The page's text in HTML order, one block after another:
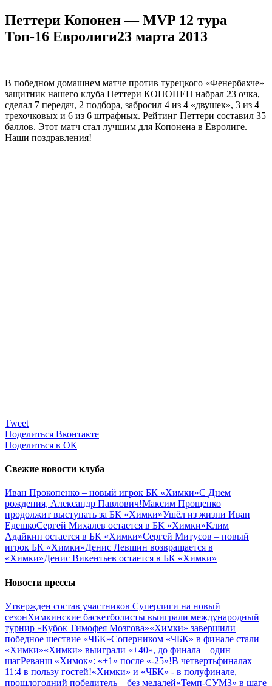
Петтери Копонен — MVP 12 тура
Топ-16 Евролиги23 марта 2013
В победном домашнем матче против турецкого «Фенербахче»
защитник нашего клуба Петтери КОПОНЕН набрал 23 очка,
сделал 7 передач, 2 подбора, забросил 4 из 4 «двушек», 3 из 4
трехочковых и 6 из 6 штрафных. Рейтинг Петтери составил 35
баллов. Этот матч стал лучшим для Копонена в Евролиге.
Наши поздравления!
Tweet
Поделиться Вконтакте
Поделиться в ОК
Свежие новости клуба
Иван Прокопенко – новый игрок БК «Химки»С Днем
рождения, Александр Павлович!Максим Прощенко
продолжит выступать за БК «Химки»Ушёл из жизни Иван
ЕдешкоСергей Михалев остается в БК «Химки»Клим
Адайкин остается в БК «Химки»Сергей Митусов – новый
игрок БК «Химки»Денис Левшин возвращается в
«Химки»Денис Викентьев остается в БК «Химки»
Новости прессы
Утвержден состав участников Cуперлиги на новый
сезонХимкинские баскетболисты выиграли международный
турнир «Кубок Тимофея Мозгова»«Химки» завершили
победное шествие «ЧБК»Соперником «ЧБК» в финале стали
«Химки»«Химки» выиграли «+40», до финала – один
шагРеванш «Химок»: «+1» после «-25»!В четвертьфиналах –
11:4 в пользу гостей!«Химки» и «ЧБК» - в полуфинале,
прошлогодний победитель – без медалей«Темп-СУМЗ» в шаге